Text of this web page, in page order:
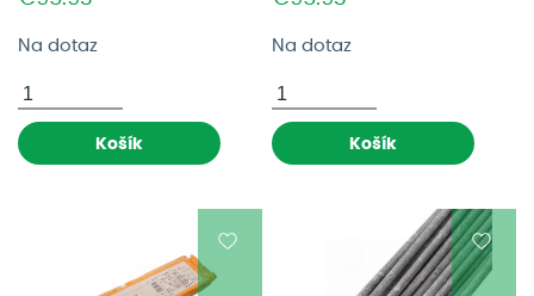
Na dotaz
Košík
Na dotaz
Košík